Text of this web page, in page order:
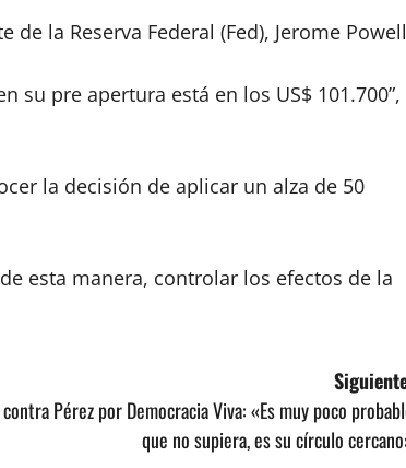
la Reserva Federal (Fed), Jerome
su pre apertura está en los US$ 101.700”,
la decisión de aplicar un alza de 50
esta manera, controlar los efectos de la
Pérez por Democracia Viva: «Es muy poco
que no supiera, es su círculo